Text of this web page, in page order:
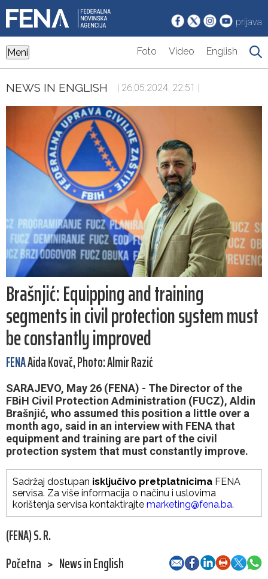
prijava
Meni Foto Video English
NEWS IN ENGLISH | 26.05.2024. 22:51 |
Brašnjić: Equipping and training
segments in civil protection system must
be constantly improved
FENAAida Kovač, Photo: Almir Razić
SARAJEVO, May 26 (FENA) - The Director of the
FBiH Civil Protection Administration (FUCZ), Aldin
Brašnjić, who assumed this position a little over a
month ago, said in an interview with FENA that
equipment and training are part of the civil
protection system that must constantly improve.
Sadržaj dostupan isključivo pretplatnicima FENA
servisa. Za više informacija o načinu i uslovima
korištenja servisa kontaktirajte marketing@fena.ba.
(FENA) S. R.
Početna > News in English